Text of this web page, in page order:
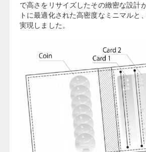
で高さをリサイズしたその緻密な設計が
トに最適化された高密度なミニマルと、
実現しました。